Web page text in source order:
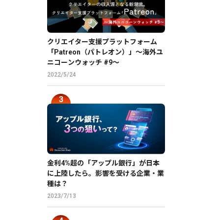
クリエイター支援プラットフォーム
「Patreon（パトレオン）」〜海外ユ
ニコーンウォッチ #9〜
2022/5/24
金利4%超の「アップル銀行」が日本
に上陸したら。影響を受ける企業・業
種は？
2023/7/13